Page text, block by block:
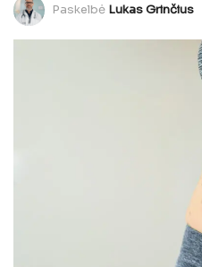
Paskelbė Lukas Grinčius